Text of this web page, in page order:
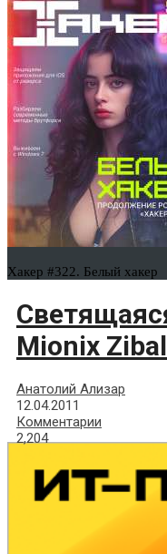
Хакер #322. Белый хакер
Mionix
Анатолий Ализар
12.04.2011
Комментарии
2,204